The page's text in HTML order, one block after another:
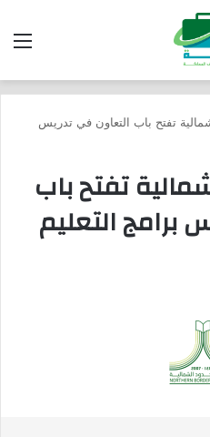
تفتح باب التعاون في تدريس
تفتح باب
برامج التعليم